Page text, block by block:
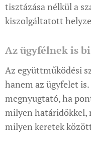
tisztázása nélkül a
kiszolgáltatott
Az ügyfélnek is
Az együttműködési
hanem az ügyfelet
megnyugtató, ha
milyen határidőkkel,
milyen keretek